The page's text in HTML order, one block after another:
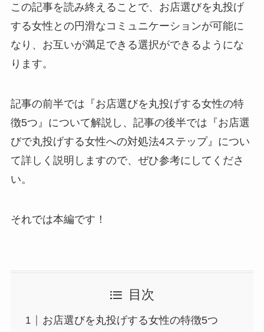
この記事を読み終えることで、お店選びを丸投げ
する女性との円滑なコミュニケーションが可能に
なり、お互いが満足できる選択ができるようにな
ります。
記事の前半では『お店選びを丸投げする女性の特
徴5つ』について解説し、記事の後半では『お店選
びで丸投げする女性への対処法4ステップ』につい
て詳しく説明しますので、ぜひ参考にしてくださ
い。
それでは本編です！
目次
お店選びを丸投げする女性の特徴5つ